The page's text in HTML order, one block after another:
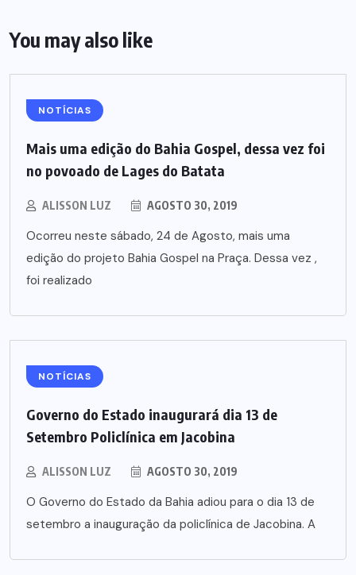
You may also like
NOTÍCIAS
Mais uma edição do Bahia Gospel, dessa vez foi
no povoado de Lages do Batata
ALISSON LUZ AGOSTO 30, 2019
Ocorreu neste sábado, 24 de Agosto, mais uma
edição do projeto Bahia Gospel na Praça. Dessa vez ,
foi realizado
NOTÍCIAS
Governo do Estado inaugurará dia 13 de
Setembro Policlínica em Jacobina
ALISSON LUZ AGOSTO 30, 2019
O Governo do Estado da Bahia adiou para o dia 13 de
setembro a inauguração da policlínica de Jacobina. A